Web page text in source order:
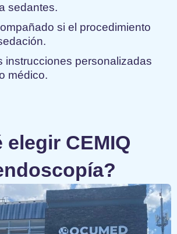
sedantes.
si el procedimiento
instrucciones personalizadas
médico.
elegir CEMIQ